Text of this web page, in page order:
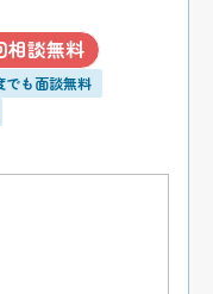
相談無料
でも面談無料